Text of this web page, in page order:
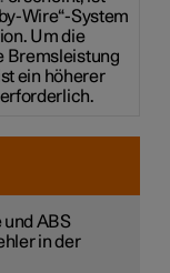
Wire“-System
Um die
Bremsleistung
ein höherer
ABS
in der